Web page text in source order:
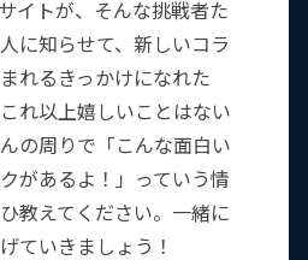
イトが、そんな挑戦者た
に知らせて、新しいコラ
れるきっかけになれた
れ以上嬉しいことはない
の周りで「こんな面白い
があるよ！」っていう情
教えてください。一緒に
ていきましょう！